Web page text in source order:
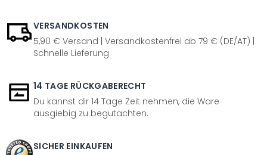
VERSANDKOSTEN
5,90 € Versand | Versandkostenfrei ab 79 € (DE/AT) |
Schnelle Lieferung
14 TAGE RÜCKGABERECHT
Du kannst dir 14 Tage Zeit nehmen, die Ware
ausgiebig zu begutachten.
SICHER EINKAUFEN